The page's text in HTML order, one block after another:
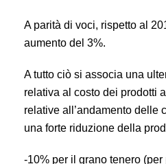
A parità di voci, rispetto al
aumento del 3%.
A tutto ciò si associa una
relativa al costo dei prodotti
relative all’andamento delle
una forte riduzione della
-10% per il grano tenero